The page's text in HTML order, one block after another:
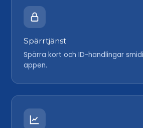
Spärrtjänst
Spärra kort och ID-handlingar
appen.